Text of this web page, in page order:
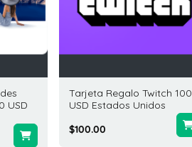
USD
Tarjeta Regalo Twitch 100
USD Estados Unidos
$100.00